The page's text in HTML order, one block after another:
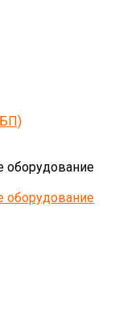
оборудование
оборудование